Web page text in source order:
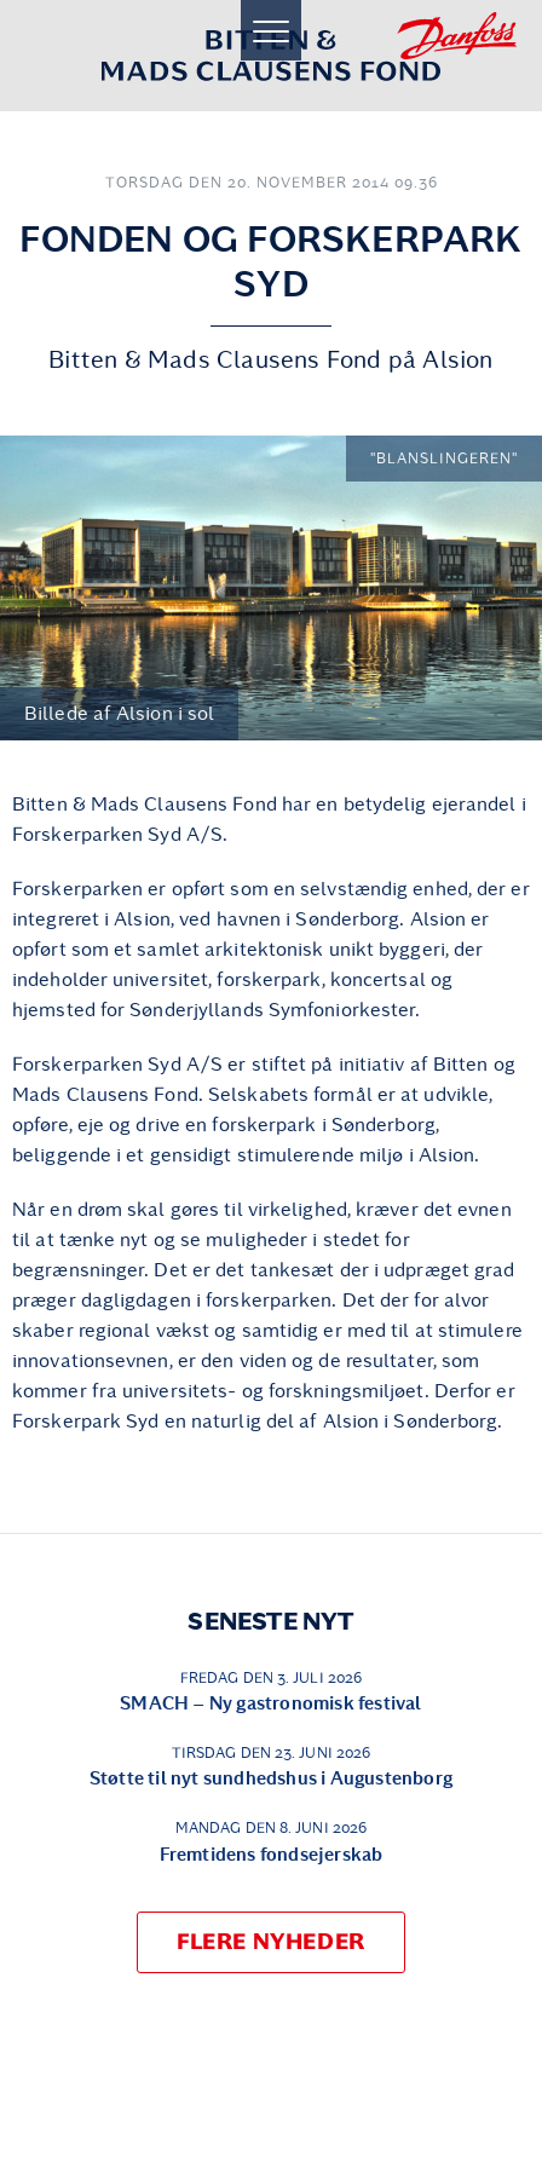
toggle
navigation
TORSDAG DEN 20. NOVEMBER 2014 09.36
FONDEN OG FORSKERPARK
SYD
Bitten & Mads Clausens Fond på Alsion
Billede af Alsion i sol
"BLANSLINGEREN"
Bitten & Mads Clausens Fond har en betydelig ejerandel i
Forskerparken Syd A/S.
Forskerparken er opført som en selvstændig enhed, der er
integreret i Alsion, ved havnen i Sønderborg. Alsion er
opført som et samlet arkitektonisk unikt byggeri, der
indeholder universitet, forskerpark, koncertsal og
hjemsted for Sønderjyllands Symfoniorkester.
Forskerparken Syd A/S er stiftet på initiativ af Bitten og
Mads Clausens Fond. Selskabets formål er at udvikle,
opføre, eje og drive en forskerpark i Sønderborg,
beliggende i et gensidigt stimulerende miljø i Alsion.
Når en drøm skal gøres til virkelighed, kræver det evnen
til at tænke nyt og se muligheder i stedet for
begrænsninger. Det er det tankesæt der i udpræget grad
præger dagligdagen i forskerparken. Det der for alvor
skaber regional vækst og samtidig er med til at stimulere
innovationsevnen, er den viden og de resultater, som
kommer fra universitets- og forskningsmiljøet. Derfor er
Forskerpark Syd en naturlig del af Alsion i Sønderborg.
SENESTE NYT
FREDAG DEN 3. JULI 2026
SMACH – Ny gastronomisk festival
TIRSDAG DEN 23. JUNI 2026
Støtte til nyt sundhedshus i Augustenborg
MANDAG DEN 8. JUNI 2026
Fremtidens fondsejerskab
FLERE NYHEDER